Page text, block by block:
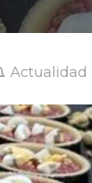
Actualidad